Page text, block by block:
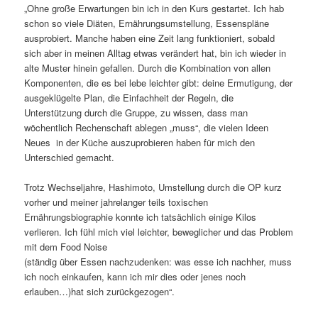
„Ohne große Erwartungen bin ich in den Kurs gestartet. Ich hab
schon so viele Diäten, Ernährungsumstellung, Essenspläne
ausprobiert. Manche haben eine Zeit lang funktioniert, sobald
sich aber in meinen Alltag etwas verändert hat, bin ich wieder in
alte Muster hinein gefallen. Durch die Kombination von allen
Komponenten, die es bei lebe leichter gibt: deine Ermutigung, der
ausgeklügelte Plan, die Einfachheit der Regeln, die
Unterstützung durch die Gruppe, zu wissen, dass man
wöchentlich Rechenschaft ablegen „muss“, die vielen Ideen
Neues in der Küche auszuprobieren haben für mich den
Unterschied gemacht.
Trotz Wechseljahre, Hashimoto, Umstellung durch die OP kurz
vorher und meiner jahrelanger teils toxischen
Ernährungsbiographie konnte ich tatsächlich einige Kilos
verlieren. Ich fühl mich viel leichter, beweglicher und das Problem
mit dem Food Noise
(ständig über Essen nachzudenken: was esse ich nachher, muss
ich noch einkaufen, kann ich mir dies oder jenes noch
erlauben…)hat sich zurückgezogen“.